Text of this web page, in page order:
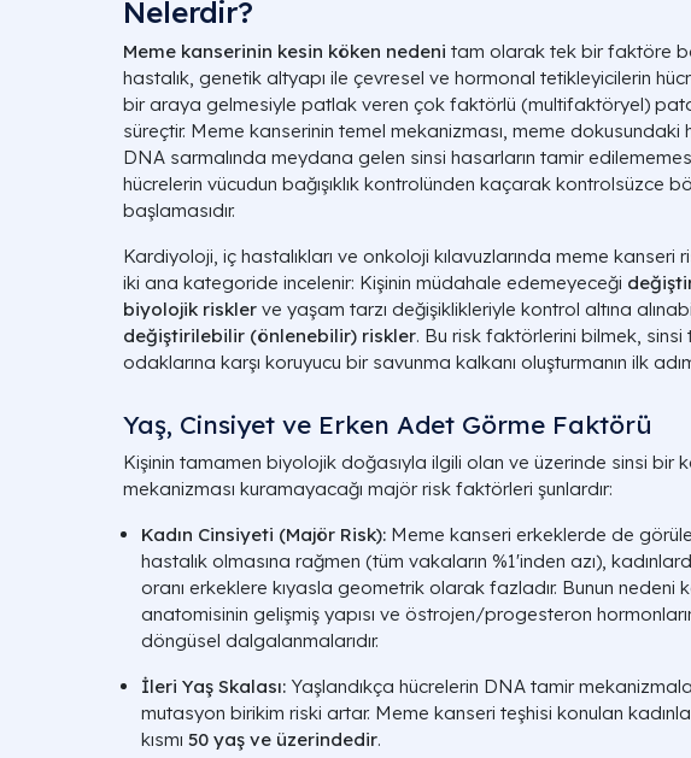
Nelerdir?
Meme kanserinin kesin köken nedeni tam olarak tek bir faktöre
hastalık, genetik altyapı ile çevresel ve hormonal tetikleyicilerin
bir araya gelmesiyle patlak veren çok faktörlü (multifaktöryel)
süreçtir. Meme kanserinin temel mekanizması, meme dokusundaki
DNA sarmalında meydana gelen sinsi hasarların tamir
hücrelerin vücudun bağışıklık kontrolünden kaçarak kontrolsüzce
başlamasıdır.
Kardiyoloji, iç hastalıkları ve onkoloji kılavuzlarında meme kanseri
iki ana kategoride incelenir: Kişinin müdahale edemeyeceği
biyolojik riskler ve yaşam tarzı değişiklikleriyle kontrol altına
değiştirilebilir (önlenebilir) riskler. Bu risk faktörlerini bilmek, sinsi
odaklarına karşı koruyucu bir savunma kalkanı oluşturmanın ilk
Yaş, Cinsiyet ve Erken Adet Görme Faktörü
Kişinin tamamen biyolojik doğasıyla ilgili olan ve üzerinde sinsi bir
mekanizması kuramayacağı majör risk faktörleri şunlardır:
Kadın Cinsiyeti (Majör Risk): Meme kanseri erkeklerde de
hastalık olmasına rağmen (tüm vakaların %1'inden azı),
oranı erkeklere kıyasla geometrik olarak fazladır. Bunun nedeni
anatomisinin gelişmiş yapısı ve östrojen/progesteron
döngüsel dalgalanmalarıdır.
İleri Yaş Skalası: Yaşlandıkça hücrelerin DNA tamir
mutasyon birikim riski artar. Meme kanseri teşhisi konulan
kısmı 50 yaş ve üzerindedir.